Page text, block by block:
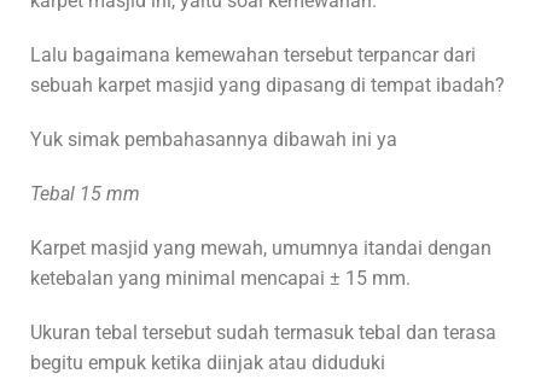
Lalu bagaimana kemewahan tersebut terpancar dari
sebuah karpet masjid yang dipasang di tempat ibadah?
Yuk simak pembahasannya dibawah ini ya
Tebal 15 mm
Karpet masjid yang mewah, umumnya itandai dengan
ketebalan yang minimal mencapai ± 15 mm.
Ukuran tebal tersebut sudah termasuk tebal dan terasa
begitu empuk ketika diinjak atau diduduki